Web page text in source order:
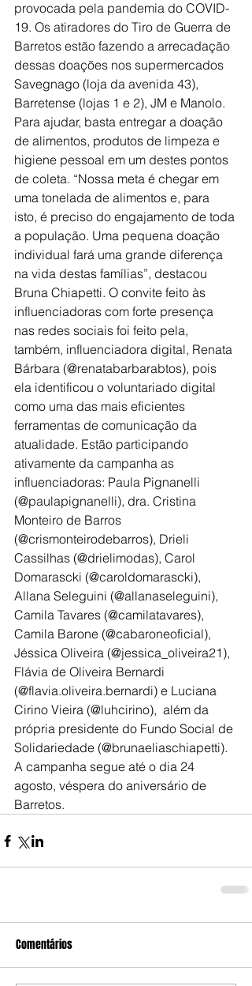
provocada pela pandemia do COVID-
19. Os atiradores do Tiro de Guerra de
Barretos estão fazendo a arrecadação
dessas doações nos supermercados
Savegnago (loja da avenida 43),
Barretense (lojas 1 e 2), JM e Manolo.
Para ajudar, basta entregar a doação
de alimentos, produtos de limpeza e
higiene pessoal em um destes pontos
de coleta. “Nossa meta é chegar em
uma tonelada de alimentos e, para
isto, é preciso do engajamento de toda
a população. Uma pequena doação
individual fará uma grande diferença
na vida destas famílias”, destacou
Bruna Chiapetti. O convite feito às
influenciadoras com forte presença
nas redes sociais foi feito pela,
também, influenciadora digital, Renata
Bárbara (@renatabarbarabtos), pois
ela identificou o voluntariado digital
como uma das mais eficientes
ferramentas de comunicação da
atualidade. Estão participando
ativamente da campanha as
influenciadoras: Paula Pignanelli
(@paulapignanelli), dra. Cristina
Monteiro de Barros
(@crismonteirodebarros), Drieli
Cassilhas (@drielimodas), Carol
Domarascki (@caroldomarascki),
Allana Seleguini (@allanaseleguini),
Camila Tavares (@camilatavares),
Camila Barone (@cabaroneoficial),
Jéssica Oliveira (@jessica_oliveira21),
Flávia de Oliveira Bernardi
(@flavia.oliveira.bernardi) e Luciana
Cirino Vieira (@luhcirino),  além da
própria presidente do Fundo Social de
Solidariedade (@brunaeliaschiapetti).
A campanha segue até o dia 24
agosto, véspera do aniversário de
Barretos.
Comentários